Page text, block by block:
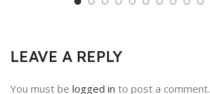
LEAVE A REPLY
You must be logged in to post a comment.